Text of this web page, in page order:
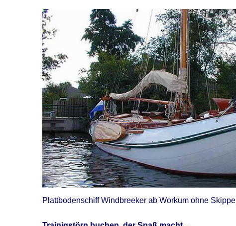
Plattbodenschiff Windbreeker ab Workum ohne